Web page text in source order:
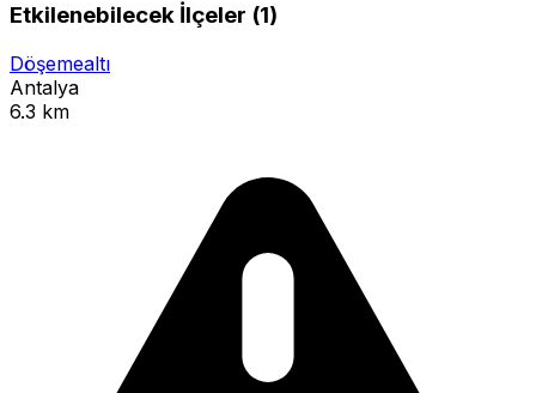
Etkilenebilecek İlçeler (1)
Döşemealtı
Antalya
6.3 km